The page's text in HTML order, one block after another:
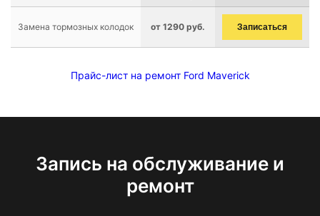
Замена тормозных колодок от 1290 руб. Записаться
Прайс-лист на ремонт Ford Maverick
Запись на обслуживание и
ремонт